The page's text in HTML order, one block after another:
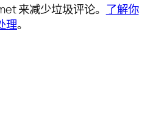
来减少垃圾评论。 了解你
理。